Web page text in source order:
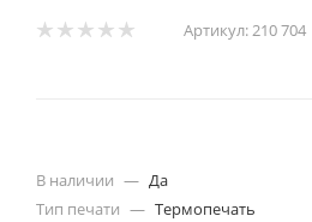
Артикул:210 704
В наличии — Да
Тип печати — Термопечать